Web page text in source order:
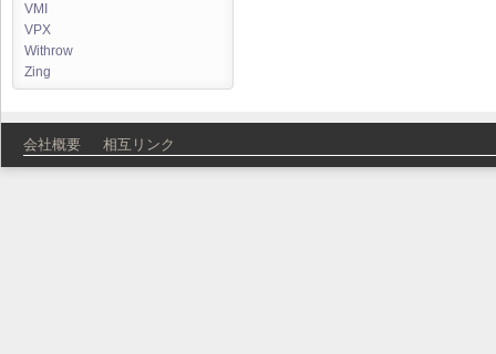
VMI
VPX
Withrow
Zing
会社概要 相互リンク